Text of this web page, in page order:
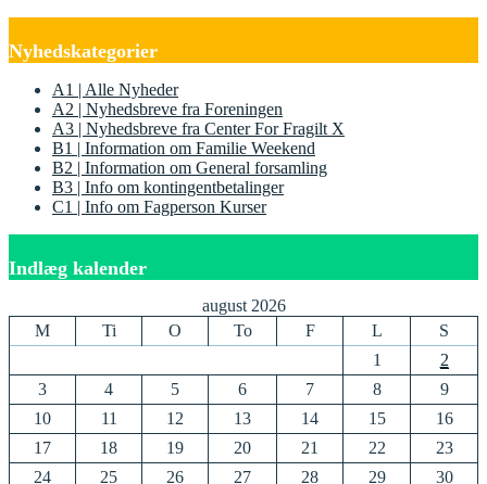
Nyhedskategorier
A1 | Alle Nyheder
A2 | Nyhedsbreve fra Foreningen
A3 | Nyhedsbreve fra Center For Fragilt X
B1 | Information om Familie Weekend
B2 | Information om General forsamling
B3 | Info om kontingentbetalinger
C1 | Info om Fagperson Kurser
Indlæg kalender
august 2026
M
Ti O To F L
S
1
2
3
4 5 6 7 8
9
10
11 12 13 14 15
16
17
18 19 20 21 22
23
24
25 26 27 28 29
30